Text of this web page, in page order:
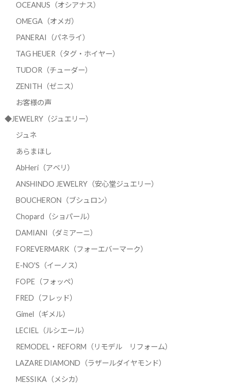
OCEANUS（オシアナス）
OMEGA（オメガ）
PANERAI（パネライ）
TAG HEUER（タグ・ホイヤー）
TUDOR（チューダー）
ZENITH（ゼニス）
お客様の声
◆JEWELRY（ジュエリー）
ジュネ
あらまほし
AbHeri（アベリ）
ANSHINDO JEWELRY（安心堂ジュエリー）
BOUCHERON（ブシュロン）
Chopard（ショパール）
DAMIANI（ダミアーニ）
FOREVERMARK（フォーエバーマーク）
E-NO'S（イーノス）
FOPE（フォッペ）
FRED（フレッド）
Gimel（ギメル）
LECIEL（ルシエール）
REMODEL・REFORM（リモデル リフォーム）
LAZARE DIAMOND（ラザールダイヤモンド）
MESSIKA（メシカ）